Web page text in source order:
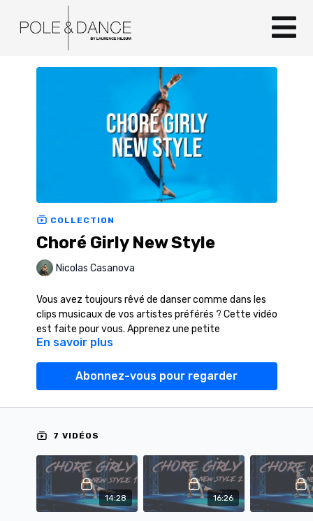
COLLECTION
Choré Girly New Style
Nicolas Casanova
Vous avez toujours rêvé de danser comme dans les
clips musicaux de vos artistes préférés ? Cette vidéo
est faite pour vous. Apprenez une petite
Chorégraphie tous niveaux, en 7 parties.
En savoir plus
Abonnez-vous pour regarder
7 VIDÉOS
14:28 16:26